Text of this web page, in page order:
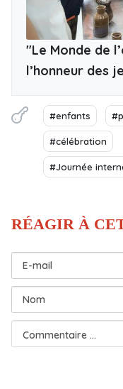
"Le Monde de
l’honneur des
#enfants
#célébration
#Journée